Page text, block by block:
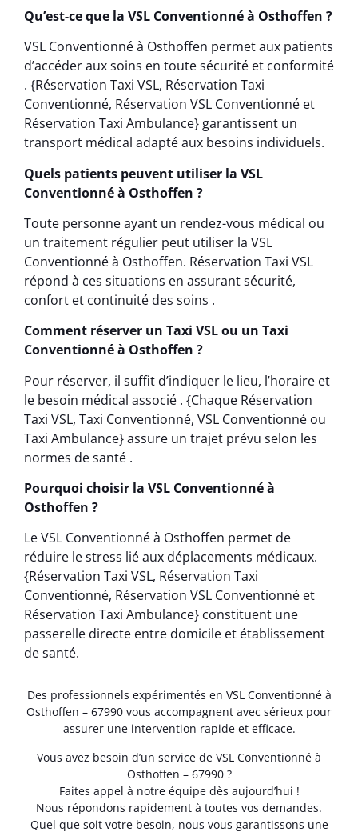
Qu’est-ce que la VSL Conventionné à Osthoffen ?
VSL Conventionné à Osthoffen permet aux patients
d’accéder aux soins en toute sécurité et conformité
. {Réservation Taxi VSL, Réservation Taxi
Conventionné, Réservation VSL Conventionné et
Réservation Taxi Ambulance} garantissent un
transport médical adapté aux besoins individuels.
Quels patients peuvent utiliser la VSL
Conventionné à Osthoffen ?
Toute personne ayant un rendez-vous médical ou
un traitement régulier peut utiliser la VSL
Conventionné à Osthoffen. Réservation Taxi VSL
répond à ces situations en assurant sécurité,
confort et continuité des soins .
Comment réserver un Taxi VSL ou un Taxi
Conventionné à Osthoffen ?
Pour réserver, il suffit d’indiquer le lieu, l’horaire et
le besoin médical associé . {Chaque Réservation
Taxi VSL, Taxi Conventionné, VSL Conventionné ou
Taxi Ambulance} assure un trajet prévu selon les
normes de santé .
Pourquoi choisir la VSL Conventionné à
Osthoffen ?
Le VSL Conventionné à Osthoffen permet de
réduire le stress lié aux déplacements médicaux.
{Réservation Taxi VSL, Réservation Taxi
Conventionné, Réservation VSL Conventionné et
Réservation Taxi Ambulance} constituent une
passerelle directe entre domicile et établissement
de santé.
Des professionnels expérimentés en VSL Conventionné à
Osthoffen – 67990 vous accompagnent avec sérieux pour
assurer une intervention rapide et efficace.
Vous avez besoin d’un service de VSL Conventionné à
Osthoffen – 67990 ?
Faites appel à notre équipe dès aujourd’hui !
Nous répondons rapidement à toutes vos demandes.
Quel que soit votre besoin, nous vous garantissons une